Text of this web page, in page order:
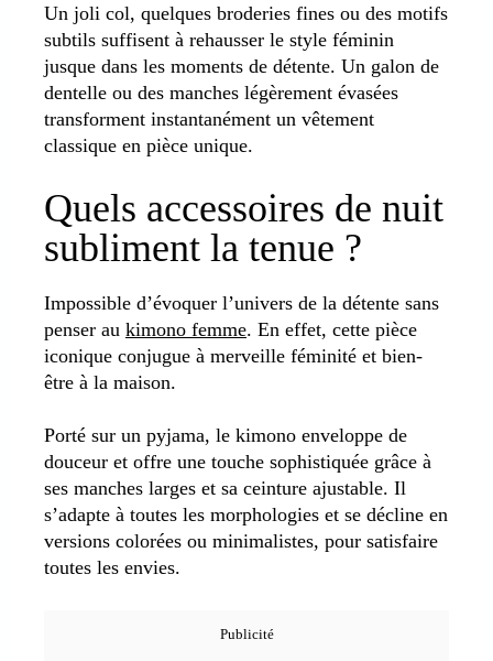
Un joli col, quelques broderies fines ou des motifs
subtils suffisent à rehausser le style féminin
jusque dans les moments de détente. Un galon de
dentelle ou des manches légèrement évasées
transforment instantanément un vêtement
classique en pièce unique.
Quels accessoires de nuit
subliment la tenue ?
Impossible d’évoquer l’univers de la détente sans
penser au kimono femme. En effet, cette pièce
iconique conjugue à merveille féminité et bien-
être à la maison.
Porté sur un pyjama, le kimono enveloppe de
douceur et offre une touche sophistiquée grâce à
ses manches larges et sa ceinture ajustable. Il
s’adapte à toutes les morphologies et se décline en
versions colorées ou minimalistes, pour satisfaire
toutes les envies.